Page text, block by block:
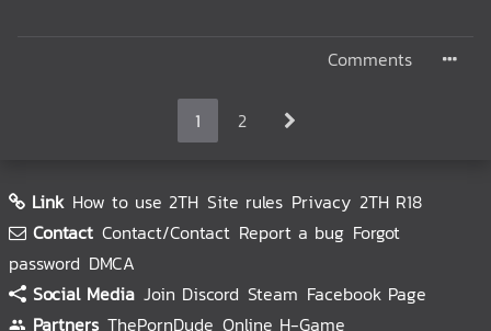
Comments
1 2
Link How to use 2TH Site rules Privacy 2TH R18
Contact Contact/Contact Report a bug Forgot
password DMCA
Social Media Join Discord Steam Facebook Page
Partners ThePornDude Online H-Game